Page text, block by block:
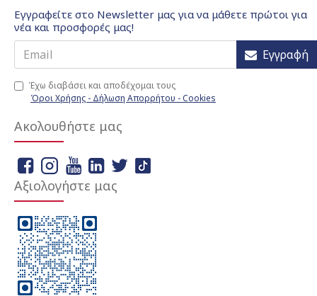
Εγγραφείτε στο Newsletter μας για να μάθετε πρώτοι για
νέα και προσφορές μας!
Εγγραφή
Έχω διαβάσει και αποδέχομαι τους
Όροι Χρήσης - Δήλωση Απορρήτου - Cookies
Ακολουθήστε μας
Αξιολογήστε μας